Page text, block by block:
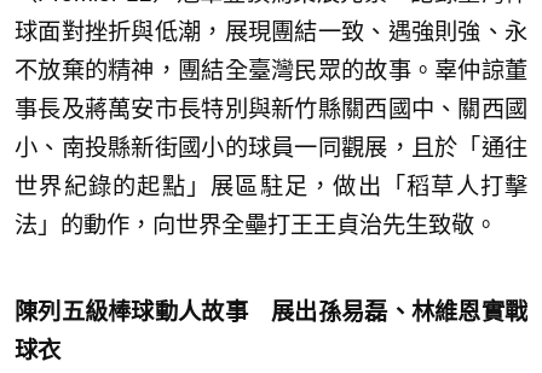
球面對挫折與低潮，展現團結一致、遇強則強、永
不放棄的精神，團結全臺灣民眾的故事。辜仲諒董
事長及蔣萬安市長特別與新竹縣關西國中、關西國
小、南投縣新街國小的球員一同觀展，且於「通往
世界紀錄的起點」展區駐足，做出「稻草人打擊
法」的動作，向世界全壘打王王貞治先生致敬。
陳列五級棒球動人故事 展出孫易磊、林維恩實戰
球衣